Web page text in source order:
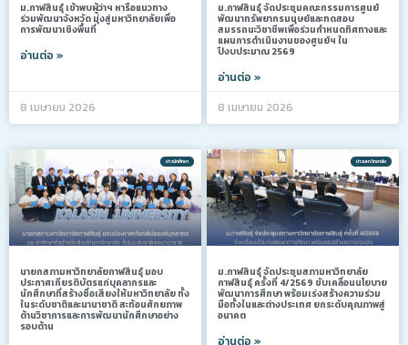
ม.กาฬสินธุ์ เข้าพบผู้ว่าฯ หารือแนวทาง
ร่วมพัฒนาจังหวัด มุ่งสู่มหาวิทยาลัยเพื่อ
การพัฒนาเชิงพื้นที่
อ่านต่อ »
8 เมษายน 2026
ม.กาฬสินธุ์ จัดประชุมคณะกรรมการศูนย์
พัฒนาทรัพยากรมนุษย์และทดสอบ
สมรรถนะวิชาชีพเพื่อร่วมกำหนดทิศทางและ
แผนการดำเนินงานของศูนย์ฯ ใน
ปีงบประมาณ 2569
อ่านต่อ »
8 เมษายน 2026
ข่าวนักศึกษา
นายกสภามหาวิทยาลัยกาฬสินธุ์ มอบ
ประกาศเกียรติบัตรแก่บุคลากรและ
นักศึกษาที่สร้างชื่อเสียงให้มหาวิทยาลัย ทั้ง
ในระดับชาติและนานาชาติ สะท้อนศักยภาพ
ด้านวิชาการและการพัฒนานักศึกษาอย่าง
รอบด้าน
ข่าวมหาวิทยาลัย
ม.กาฬสินธุ์ จัดประชุมสภามหาวิทยาลัย
กาฬสินธุ์ ครั้งที่ 4/2569 ขับเคลื่อนนโยบาย
พัฒนาการศึกษา พร้อมเร่งสร้างความร่วม
มือทั้งในและต่างประเทศ ยกระดับคุณภาพสู่
อนาคต
อ่านต่อ »